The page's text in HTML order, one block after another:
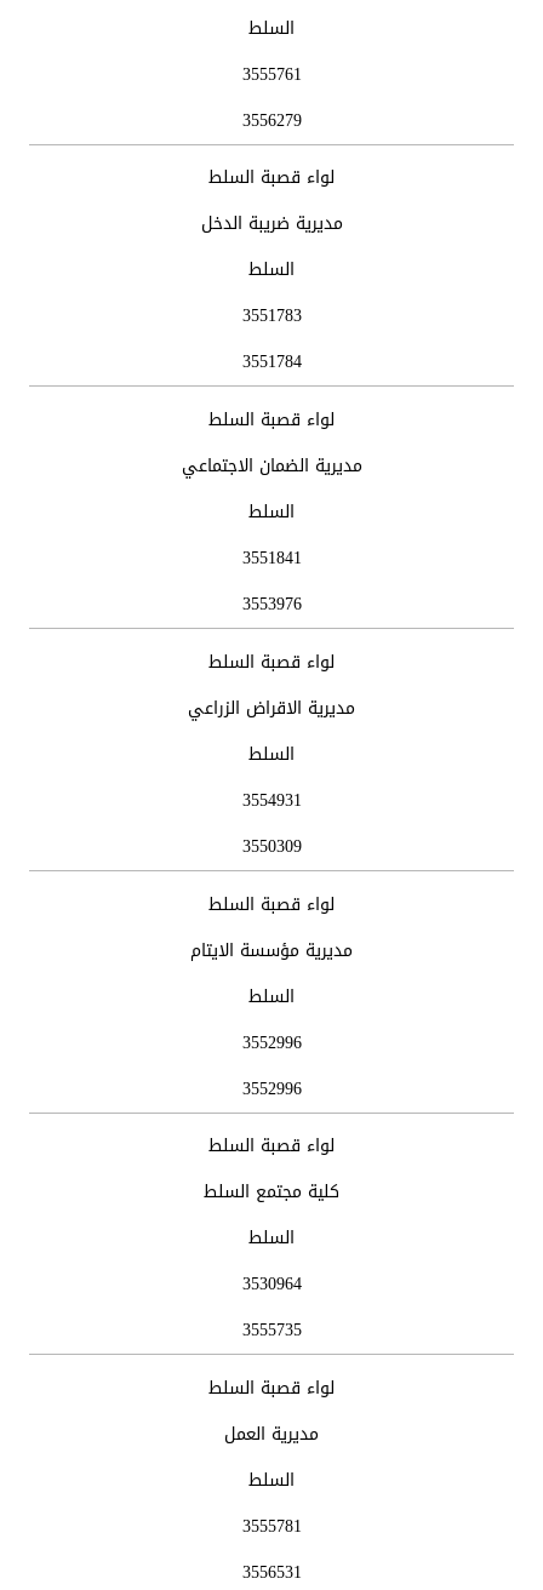
السلط
3555761
3556279
لواء قصبة السلط
مديرية ضريبة الدخل
السلط
3551783
3551784
لواء قصبة السلط
مديرية الضمان الاجتماعي
السلط
3551841
3553976
لواء قصبة السلط
مديرية الاقراض الزراعي
السلط
3554931
3550309
لواء قصبة السلط
مديرية مؤسسة الايتام
السلط
3552996
3552996
لواء قصبة السلط
كلية مجتمع السلط
السلط
3530964
3555735
لواء قصبة السلط
مديرية العمل
السلط
3555781
3556531